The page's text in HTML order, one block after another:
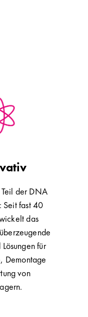
der DNA
Seit fast 40
das
für
Demontage
von